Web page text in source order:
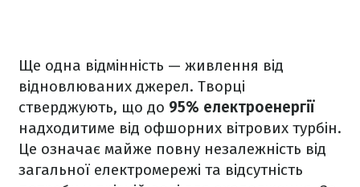
Ще одна відмінність — живлення від
відновлюваних джерел. Творці
стверджують, що до 95% електроенергії
надходитиме від офшорних вітрових турбін.
Це означає майже повну незалежність від
загальної електромережі та відсутність